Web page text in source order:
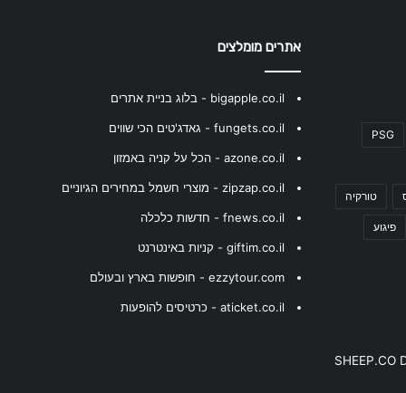
PSG
טורקיה
פיגוע
SHEEP.CO
אתרים מומלצים
bigapple.co.il - בלוג בניית אתרים
fungets.co.il - גאדג'טים הכי שווים
azone.co.il - הכל על קניה באמזון
zipzap.co.il - מוצרי חשמל במחירים הגיוניים
fnews.co.il - חדשות כלכלה
giftim.co.il - קניות באינטרנט
ezzytour.com - חופשות בארץ ובעולם
aticket.co.il - כרטיסים להופעות